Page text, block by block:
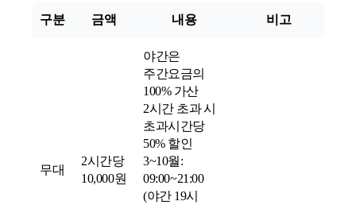
구분 금액 내용 비고
무대
2시간당
10,000원
야간은
주간요금의
100% 가산
2시간 초과 시
초과시간당
50% 할인
3~10월:
09:00~21:00
(야간 19시